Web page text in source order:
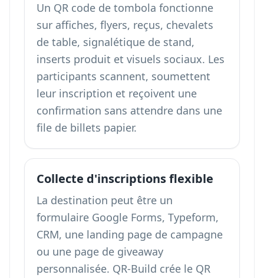
Un QR code de tombola fonctionne
sur affiches, flyers, reçus, chevalets
de table, signalétique de stand,
inserts produit et visuels sociaux. Les
participants scannent, soumettent
leur inscription et reçoivent une
confirmation sans attendre dans une
file de billets papier.
Collecte d'inscriptions flexible
La destination peut être un
formulaire Google Forms, Typeform,
CRM, une landing page de campagne
ou une page de giveaway
personnalisée. QR-Build crée le QR